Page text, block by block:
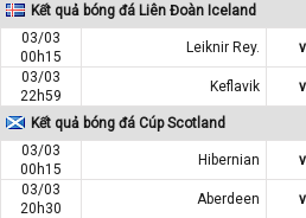
Kết quả bóng đá Liên Đoàn Iceland
03/03
00h15
Leiknir Rey.
03/03
22h59
Keflavik
Kết quả bóng đá Cúp Scotland
03/03
00h15
Hibernian
03/03
20h30
Aberdeen